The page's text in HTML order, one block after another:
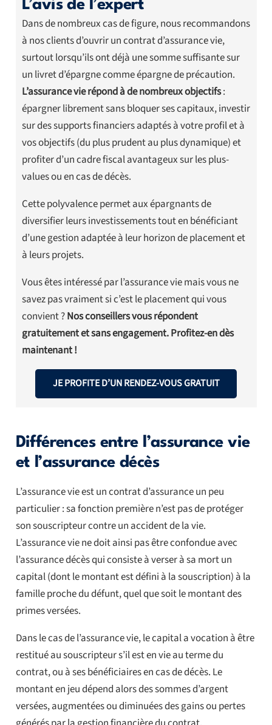
L’avis de l’expert
Dans de nombreux cas de figure, nous recommandons
à nos clients d’ouvrir un contrat d’assurance vie,
surtout lorsqu’ils ont déjà une somme suffisante sur
un livret d’épargne comme épargne de précaution.
L’assurance vie répond à de nombreux objectifs:
épargner librement sans bloquer ses capitaux, investir
sur des supports financiers adaptés à votre profil et à
vos objectifs (du plus prudent au plus dynamique) et
profiter d’un cadre fiscal avantageux sur les plus-
values ou en cas de décès.
Cette polyvalence permet aux épargnants de
diversifier leurs investissements tout en bénéficiant
d’une gestion adaptée à leur horizon de placement et
à leurs projets.
Vous êtes intéressé par l’assurance vie mais vous ne
savez pas vraiment si c’est le placement qui vous
convient ?Nos conseillers vous répondent
gratuitement et sans engagement. Profitez-en dès
maintenant !
JE PROFITE D’UN RENDEZ-VOUS GRATUIT
Différences entre l’assurance vie
et l’assurance décès
L’assurance vie est un contrat d’assurance un peu
particulier : sa fonction première n’est pas de protéger
son souscripteur contre un accident de la vie.
L’assurance vie ne doit ainsi pas être confondue avec
l’assurance décès qui consiste à verser à sa mort un
capital (dont le montant est défini à la souscription) à la
famille proche du défunt, quel que soit le montant des
primes versées.
Dans le cas de l’assurance vie, le capital a vocation à être
restitué au souscripteur s’il est en vie au terme du
contrat, ou à ses bénéficiaires en cas de décès. Le
montant en jeu dépend alors des sommes d’argent
versées, augmentées ou diminuées des gains ou pertes